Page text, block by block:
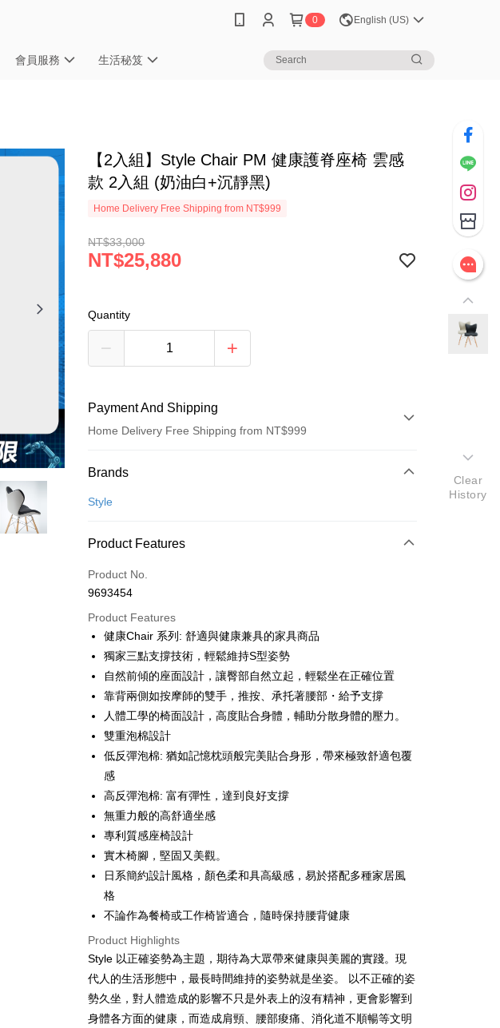
0 English (US)
會員服務 生活秘笈
【2入組】Style Chair PM 健康護脊座椅 雲感
款 2入組 (奶油白+沉靜黑)
Home Delivery Free Shipping from NT$999
NT$33,000
NT$25,880
Quantity
Payment And Shipping
Home Delivery Free Shipping from NT$999
Payment Method
Credit Card (Full Payment)
Taiwan Cooperative Bank
Hua Nan Commercial Bank
The Shanghai Commercial &
Savings Bank
Bank
Taiwan Business Bank
Taichung Commercial Bank
HSBC Bank (Taiwan) Limited
Hwatai Bank
Union Bank of Taiwan
Far Eastern International Bank
Yuanta Commercial Bank
Taishin International Bank
CTBC Bank
Taiwan Rakuten Card, Inc.
0% for 6 months
Hua Nan Commercial Bank
The Shanghai Commercial &
Savings Bank
Taipei Fubon Commercial Bank
Cathay United Bank
Mega International Commercial
Bank
Taiwan Business Bank
Taichung Commercial Bank
HSBC Bank (Taiwan) Limited
Hwatai Bank
Union Bank of Taiwan
Yuanta Commercial Bank
Bank SinoPac
E.SUN Commercial Bank
Taiwan Rakuten Card, Inc.
LINE Pay
Apple Pay
JKOPAY
Google Pay
ATM Transfer
Shipping Method
宅配
NT$100/order | Free shipping on orders of NT$999 or more
Brands
Style
Product Features
Product No.
9693454
Product Features
健康Chair 系列: 舒適與健康兼具的家具商品
獨家三點支撐技術，輕鬆維持S型姿勢
自然前傾的座面設計，讓臀部自然立起，輕鬆坐在正確位置
靠背兩側如按摩師的雙手，推按、承托著腰部・給予支撐
人體工學的椅面設計，高度貼合身體，輔助分散身體的壓力。
雙重泡棉設計
低反彈泡棉: 猶如記憶枕頭般完美貼合身形，帶來極致舒適包覆
感
高反彈泡棉: 富有彈性，達到良好支撐
無重力般的高舒適坐感
專利質感座椅設計
實木椅腳，堅固又美觀。
日系簡約設計風格，顏色柔和具高級感，易於搭配多種家居風
格
不論作為餐椅或工作椅皆適合，隨時保持腰背健康
Product Highlights
Style 以正確姿勢為主題，期待為大眾帶來健康與美麗的實踐。現
代人的生活形態中，最長時間維持的姿勢就是坐姿。 以不正確的姿
勢久坐，對人體造成的影響不只是外表上的沒有精神，更會影響到
身體各方面的健康，而造成肩頸、腰部痠痛、消化道不順暢等文明
Clear
History